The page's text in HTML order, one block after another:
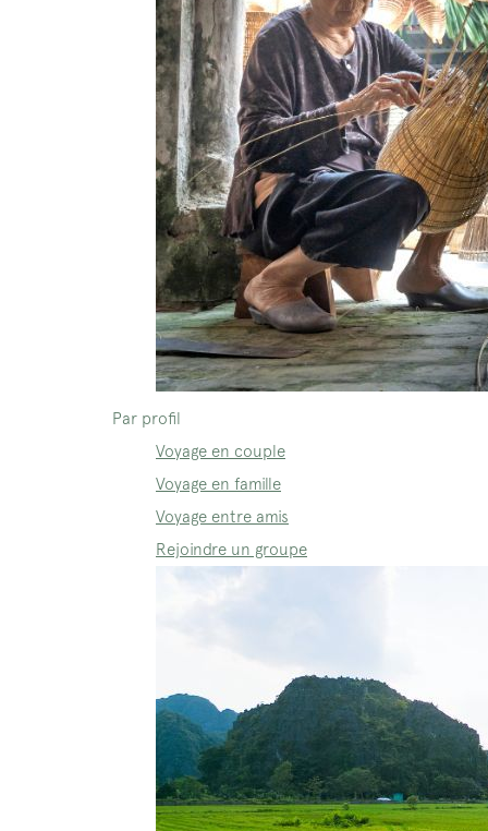
Par profil
Voyage en couple
Voyage en famille
Voyage entre amis
Rejoindre un groupe